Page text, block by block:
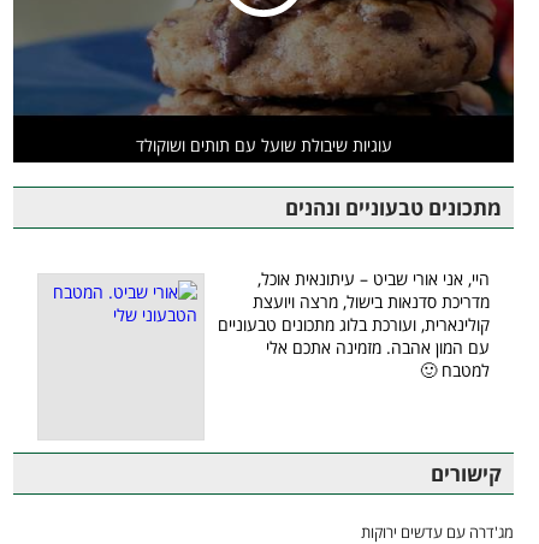
עוגיות שיבולת שועל עם תותים ושוקולד
מתכונים טבעוניים ונהנים
היי, אני אורי שביט – עיתונאית אוכל,
מדריכת סדנאות בישול, מרצה ויועצת
קולינארית, ועורכת בלוג מתכונים טבעוניים
עם המון אהבה. מזמינה אתכם אלי
למטבח 🙂
קישורים
מג'דרה עם עדשים ירוקות